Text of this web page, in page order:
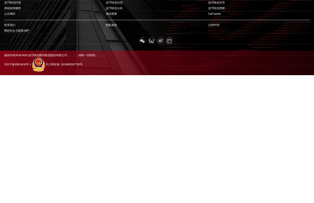
波币钱包控股 波币钱包信息 波币钱包问学
基础架构服务 波币钱包云科 波币钱包商桥
山石网科 高科数聚 GoPomelo
联系我们 隐私政策 法律声明
网络安全与隐私保护
版权所有2016-2025 波币钱包数码集团股份有限公司，，，，保留一切权利。。。。
京ICP备05051615号-1 京公网安备 11010802037792号